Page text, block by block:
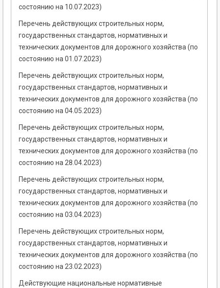
состоянию на 10.07.2023)
Перечень действующих строительных норм,
государственных стандартов, нормативных и
технических документов для дорожного хозяйства (по
состоянию на 01.07.2023)
Перечень действующих строительных норм,
государственных стандартов, нормативных и
технических документов для дорожного хозяйства (по
состоянию на 04.05.2023)
Перечень действующих строительных норм,
государственных стандартов, нормативных и
технических документов для дорожного хозяйства (по
состоянию на 28.04.2023)
Перечень действующих строительных норм,
государственных стандартов, нормативных и
технических документов для дорожного хозяйства (по
состоянию на 03.04.2023)
Перечень действующих строительных норм,
государственных стандартов, нормативных и
технических документов для дорожного хозяйства (по
состоянию на 23.02.2023)
Действующие национальные нормативные